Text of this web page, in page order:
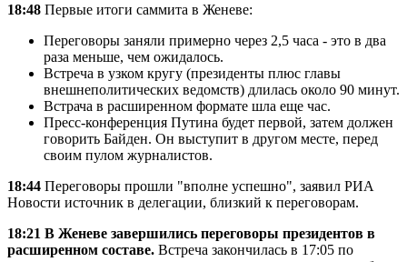
18:48 Первые итоги саммита в Женеве:
Переговоры заняли примерно через 2,5 часа - это в два
раза меньше, чем ожидалось.
Встреча в узком кругу (президенты плюс главы
внешнеполитических ведомств) длилась около 90 минут.
Встрача в расширенном формате шла еще час.
Пресс-конференция Путина будет первой, затем должен
говорить Байден. Он выступит в другом месте, перед
своим пулом журналистов.
18:44 Переговоры прошли "вполне успешно", заявил РИА
Новости источник в делегации, близкий к переговорам.
18:21 В Женеве завершились переговоры президентов в
расширенном составе. Встреча закончилась в 17:05 по